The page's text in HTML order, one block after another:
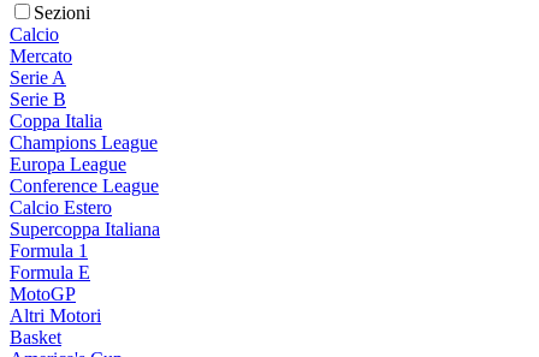
Sezioni
Calcio
Mercato
Serie A
Serie B
Coppa Italia
Champions League
Europa League
Conference League
Calcio Estero
Supercoppa Italiana
Formula 1
Formula E
MotoGP
Altri Motori
Basket